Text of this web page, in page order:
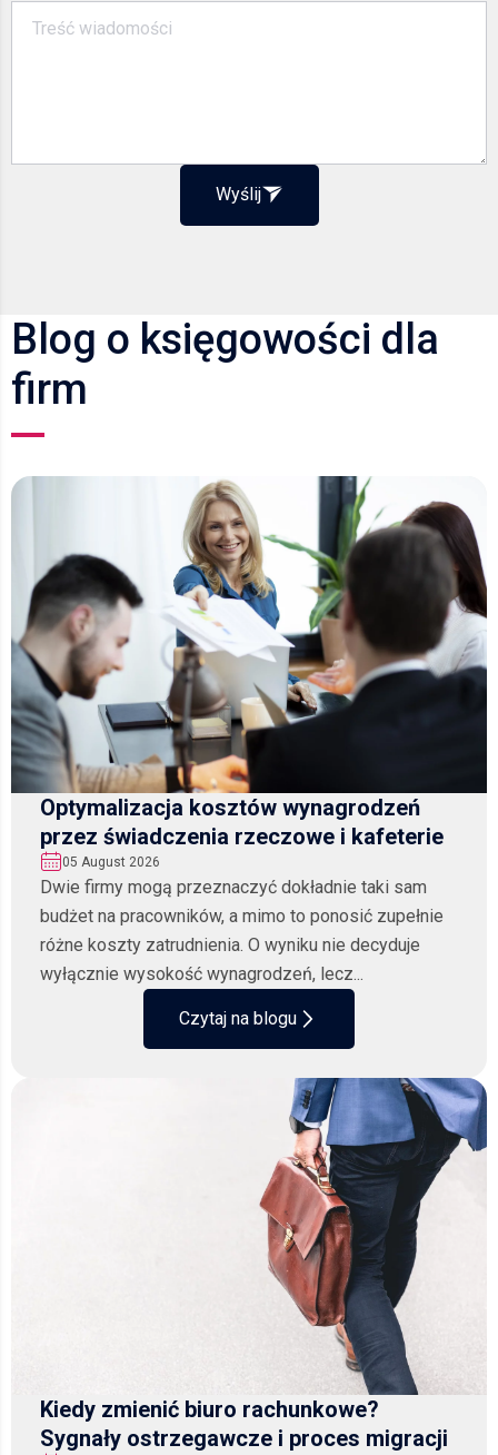
Wyślij
Blog o księgowości dla
firm
Optymalizacja kosztów wynagrodzeń
przez świadczenia rzeczowe i kafeterie
05 August 2026
Dwie firmy mogą przeznaczyć dokładnie taki sam
budżet na pracowników, a mimo to ponosić zupełnie
różne koszty zatrudnienia. O wyniku nie decyduje
wyłącznie wysokość wynagrodzeń, lecz...
Czytaj na blogu
Kiedy zmienić biuro rachunkowe?
Sygnały ostrzegawcze i proces migracji